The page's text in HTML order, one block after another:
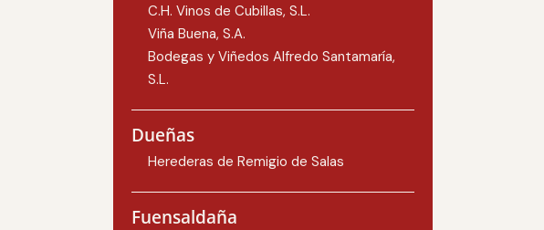
C.H. Vinos de Cubillas, S.L.
Viña Buena, S.A.
Bodegas y Viñedos Alfredo Santamaría,
S.L.
Dueñas
Herederas de Remigio de Salas
Fuensaldaña